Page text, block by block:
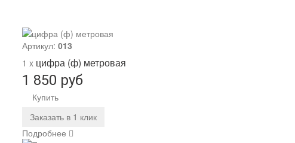
Артикул: 013
1 x цифра (ф) метровая
1 850 руб
Купить
Заказать в 1 клик
Подробнее